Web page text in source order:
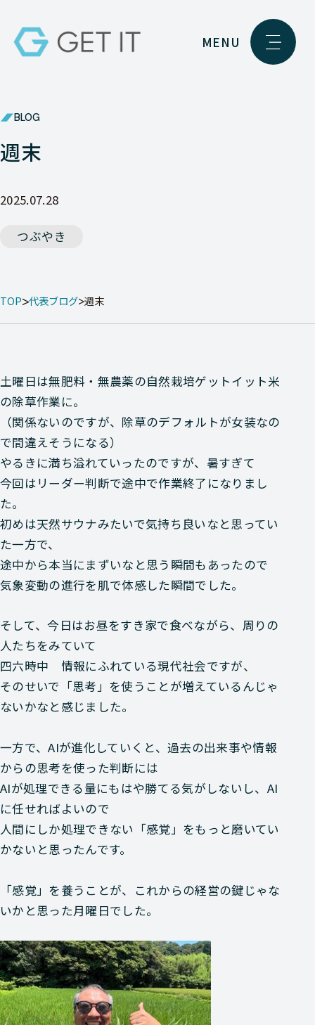
MENU
BLOG
週末
2025.07.28
つぶやき
TOP 代表ブログ 週末
土曜日は無肥料・無農薬の自然栽培ゲットイット米
の除草作業に。
（関係ないのですが、除草のデフォルトが女装なの
で間違えそうになる）
やるきに満ち溢れていったのですが、暑すぎて
今回はリーダー判断で途中で作業終了になりまし
た。
初めは天然サウナみたいで気持ち良いなと思ってい
た一方で、
途中から本当にまずいなと思う瞬間もあったので
気象変動の進行を肌で体感した瞬間でした。
そして、今日はお昼をすき家で食べながら、周りの
人たちをみていて
四六時中 情報にふれている現代社会ですが、
そのせいで「思考」を使うことが増えているんじゃ
ないかなと感じました。
一方で、AIが進化していくと、過去の出来事や情報
からの思考を使った判断には
AIが処理できる量にもはや勝てる気がしないし、AI
に任せればよいので
人間にしか処理できない「感覚」をもっと磨いてい
かないと思ったんです。
「感覚」を養うことが、これからの経営の鍵じゃな
いかと思った月曜日でした。